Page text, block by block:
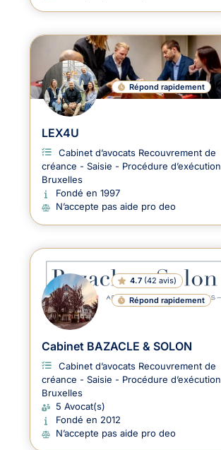
Répond rapidement
LEX4U
Cabinet d’avocats Recouvrement de
créance - Saisie - Procédure d’exécution
Bruxelles
Fondé en 1997
N’accepte pas aide pro deo
4.7 (42 avis)
Répond rapidement
Cabinet BAZACLE & SOLON
Cabinet d’avocats Recouvrement de
créance - Saisie - Procédure d’exécution
Bruxelles
5 Avocat(s)
Fondé en 2012
N’accepte pas aide pro deo